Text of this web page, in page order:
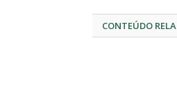
CONTEÚDO